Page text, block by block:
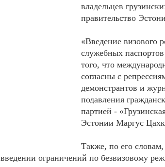
владельцев
правительство
«Введение визового
служебных
того, что
согласны с
демонстрантов и
подавления
партией -
Эстонии Маргус
Также, по его
введении ограничений по безвизовому